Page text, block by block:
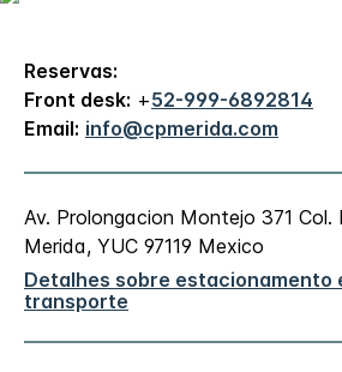
Reservas:
Front desk: +52-999-6892814
Email: info@cpmerida.com
Av. Prolongacion Montejo 371 Col.
Merida, YUC 97119 Mexico
Detalhes sobre estacionamento
transporte